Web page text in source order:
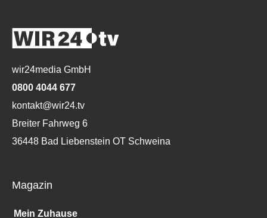
wir24media GmbH
0800 4044 677
kontakt@wir24.tv
Breiter Fahrweg 6
36448 Bad Liebenstein OT Schweina
Magazin
Mein Zuhause